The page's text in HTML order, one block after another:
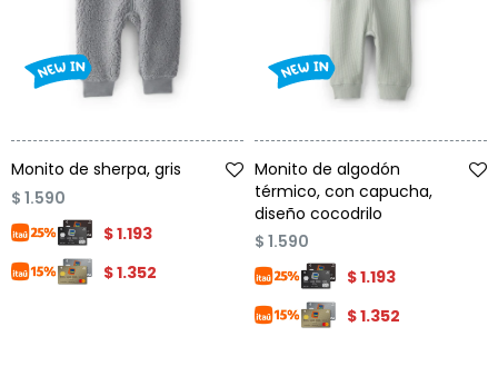
Monito de sherpa, gris
$ 1.590
$1.193
$1.352
Monito de algodón
térmico, con capucha,
diseño cocodrilo
$ 1.590
$1.193
$1.352